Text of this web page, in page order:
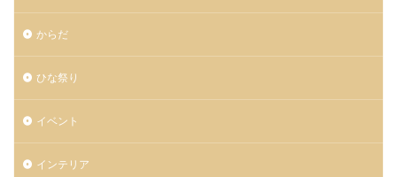
からだ
ひな祭り
イベント
インテリア